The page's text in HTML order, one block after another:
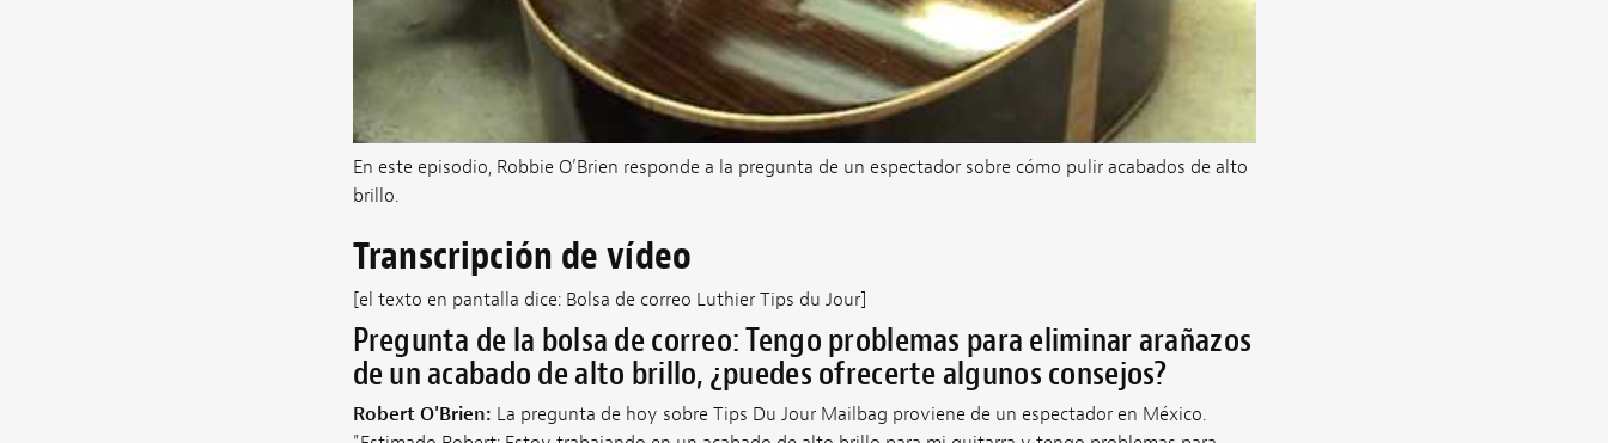
En este episodio, Robbie O’Brien responde a la pregunta de un espectador sobre cómo pulir acabados de alto
brillo.
Transcripción de vídeo
[el texto en pantalla dice: Bolsa de correo Luthier Tips du Jour]
Pregunta de la bolsa de correo: Tengo problemas para eliminar arañazos
de un acabado de alto brillo, ¿puedes ofrecerte algunos consejos?
Robert O'Brien: La pregunta de hoy sobre Tips Du Jour Mailbag proviene de un espectador en México.